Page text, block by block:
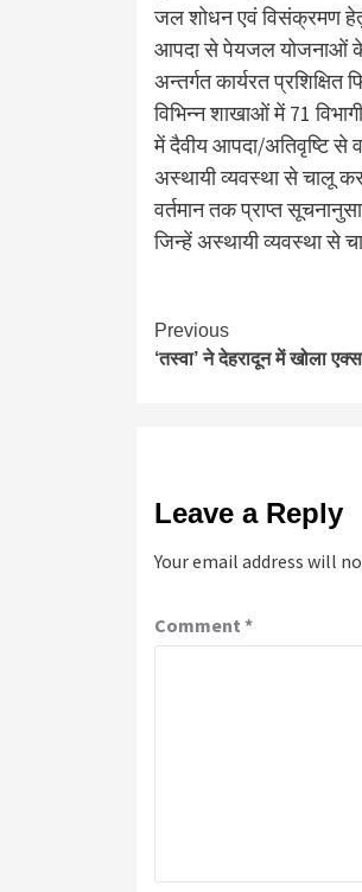
जल शोधन एवं विसंक्रमण
आपदा से पेयजल योजनाओं के
अन्तर्गत कार्यरत
विभिन्न शाखाओं में 71
में दैवीय आपदा/अतिवृष्टि
अस्थायी व्यवस्था से चालू
वर्तमान तक प्राप्त
जिन्हें अस्थायी व्यवस्था से
Continue
Reading
Previous
‘तस्वा’ ने देहरादून में खोला
Leave a Reply
Your email address will
Comment *